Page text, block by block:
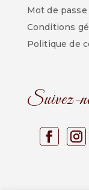
Mot de
Conditions
Politique de
Suivez-